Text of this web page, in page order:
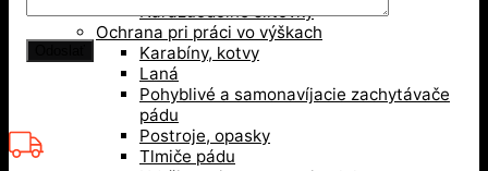
Nárazuodolné šiltovky
Ochrana pri práci vo výškach
Karabíny, kotvy
Laná
Pohyblivé a samonavíjacie zachytávače
pádu
Postroje, opasky
Tlmiče pádu